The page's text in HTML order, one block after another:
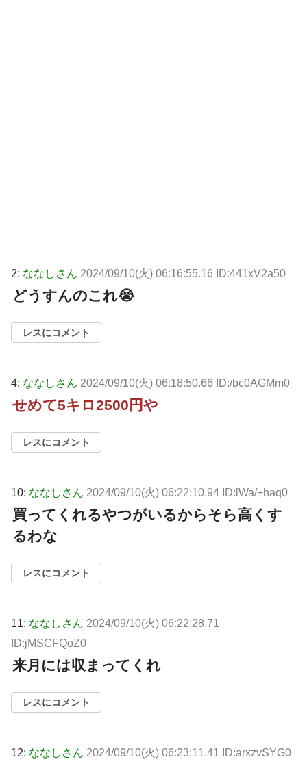
2: ななしさん 2024/09/10(火) 06:16:55.16 ID:441xV2a50
どうすんのこれ😭
レスにコメント
4: ななしさん 2024/09/10(火) 06:18:50.66 ID:/bc0AGMm0
せめて5キロ2500円や
レスにコメント
10: ななしさん 2024/09/10(火) 06:22:10.94 ID:lWa/+haq0
買ってくれるやつがいるからそら高くす
るわな
レスにコメント
11: ななしさん 2024/09/10(火) 06:22:28.71
ID:jMSCFQoZ0
来月には収まってくれ
レスにコメント
12: ななしさん 2024/09/10(火) 06:23:11.41 ID:arxzvSYG0